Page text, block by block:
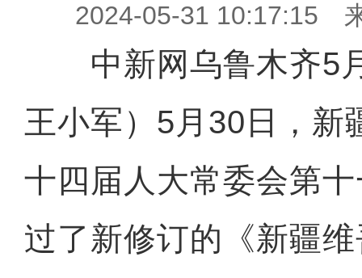
2024-05-31 10:17:15
中新网乌鲁木齐5
王小军）5月30日，新
十四届人大常委会第
过了新修订的《新疆